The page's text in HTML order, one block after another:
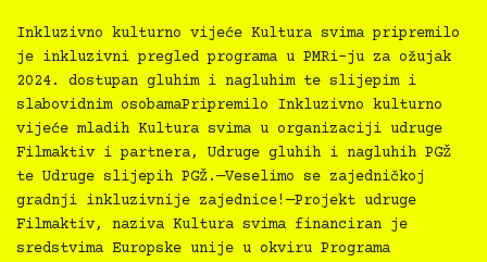
Inkluzivno kulturno vijeće Kultura svima pripremilo
je inkluzivni pregled programa u PMRi-ju za ožujak
2024. dostupan gluhim i nagluhim te slijepim i
slabovidnim osobamaPripremilo Inkluzivno kulturno
vijeće mladih Kultura svima u organizaciji udruge
Filmaktiv i partnera, Udruge gluhih i nagluhih PGŽ
te Udruge slijepih PGŽ.—Veselimo se zajedničkoj
gradnji inkluzivnije zajednice!—Projekt udruge
Filmaktiv, naziva Kultura svima financiran je
sredstvima Europske unije u okviru Programa